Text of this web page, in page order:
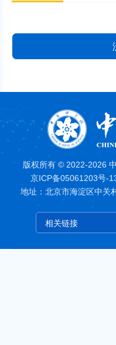
版权所有 © 2022-2026
京ICP备05061203号-
地址：北京市海淀区中关
相关链接